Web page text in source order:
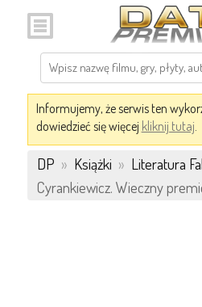
Informujemy, że serwis ten
dowiedzieć się więcej kliknij tutaj.
DP » Książki » Literatura
Cyrankiewicz. Wieczny